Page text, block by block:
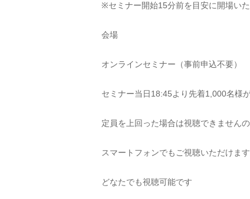
※セミナー開始15分前を目安に開場い
会場
オンラインセミナー（事前申込不要）
セミナー当日18:45より先着1,000名様
定員を上回った場合は視聴できません
スマートフォンでもご視聴いただけます
どなたでも視聴可能です